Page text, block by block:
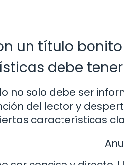
un título bonito
debe
no solo debe ser
del lector y
características